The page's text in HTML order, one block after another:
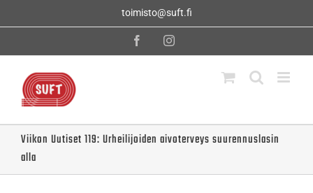
toimisto@suft.fi
FacebookInstagram
Viikon Uutiset 119: Urheilijoiden aivoterveys suurennuslasin
alla